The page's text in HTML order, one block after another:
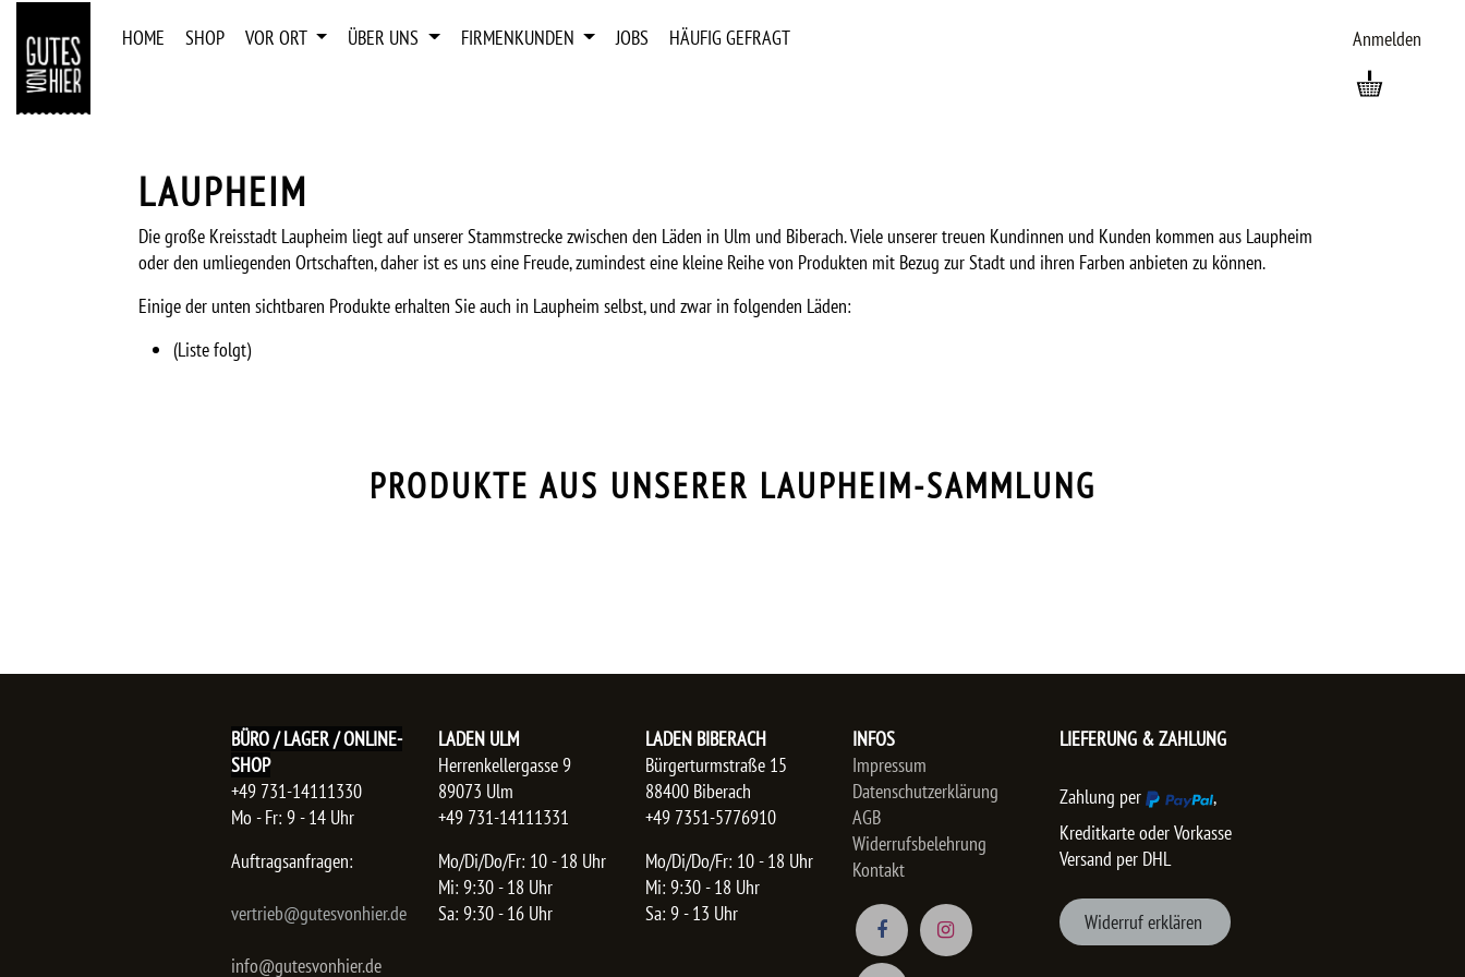
HOME
SHOP VOR ORT ÜBER UNS FIRMENKUNDEN JOBS HÄUFIG GEFRAGT Anmelden
LAUPHEIM
Die große Kreisstadt Laupheim liegt auf unserer Stammstrecke zwischen den Läden in Ulm und Biberach. Viele unserer treuen Kundinnen und Kunden kommen aus Laupheim
oder den umliegenden Ortschaften, daher ist es uns eine Freude, zumindest eine kleine Reihe von Produkten mit Bezug zur Stadt und ihren Farben anbieten zu können.
Einige der unten sichtbaren Produkte erhalten Sie auch in Laupheim selbst, und zwar in folgenden Läden:
(Liste folgt)
PRODUKTE AUS UNSERER LAUPHEIM-SAMMLUNG
BÜRO / LAGER / ONLINE-
SHOP
+49 731-14111330
Mo - Fr: 9 - 14 Uhr
Auftragsanfragen:
vertrieb@gutesvonhier.de
info@gutesvonhier.de
LADEN ULM
Herrenkellergasse 9
89073 Ulm
+49 731-14111331
Mo/Di/Do/Fr: 10 - 18 Uhr
Mi: 9:30 - 18 Uhr
Sa: 9:30 - 16 Uhr
LADEN BIBERACH
Bürgerturmstraße 15
88400 Biberach
+49 7351-5776910
Mo/Di/Do/Fr: 10 - 18 Uhr
Mi: 9:30 - 18 Uhr
Sa: 9 - 13 Uhr
INFOS
Impressum
Datenschutzerklärung
AGB
Widerrufsbelehrung
Kontakt
LIEFERUNG & ZAHLUNG
Zahlung per
,
Kreditkarte oder Vorkasse
Versand per DHL
Widerruf erklären